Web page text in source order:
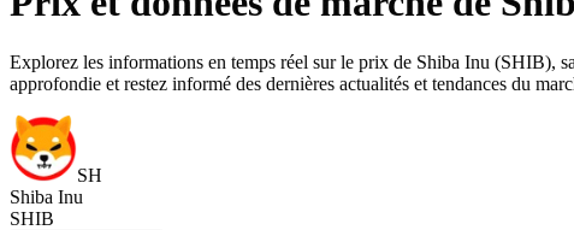
Explorez les informations en temps réel sur le prix de Shiba Inu (SHIB),
approfondie et restez informé des dernières actualités et tendances du
SH
Shiba Inu
SHIB